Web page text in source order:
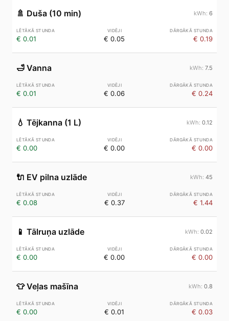
🚿 Duša (10 min) 6
€ 0.01 € 0.05 € 0.19
🛁 Vanna 7.5
€ 0.01 € 0.06 € 0.24
💧 Tējkanna (1 L) 0.12
€ 0.00 € 0.00 € 0.00
🔌 EV pilna uzlāde 45
€ 0.08 € 0.37 € 1.44
📱 Tālruņa uzlāde 0.02
€ 0.00 € 0.00 € 0.00
👕 Veļas mašīna 0.8
€ 0.00 € 0.01 € 0.03